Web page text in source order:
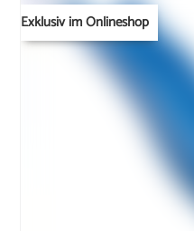
Exklusiv im Onlineshop